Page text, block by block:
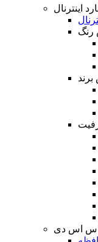
اینترنال
رنگ
برند
اس اس دی